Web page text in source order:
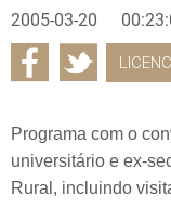
2005-03-20
Programa com o
universitário e ex-
Rural, incluindo